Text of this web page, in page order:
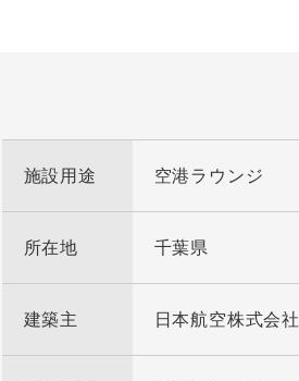
施設用途 空港ラウンジ
所在地 千葉県
建築主 日本航空株式会社